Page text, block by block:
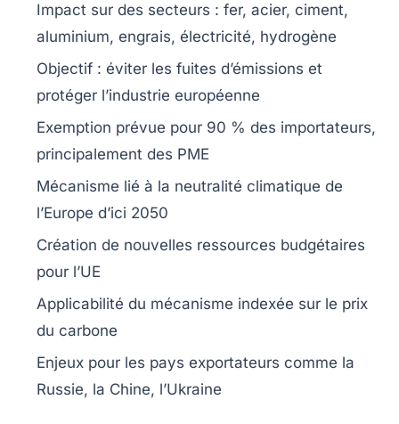
Impact sur des secteurs : fer, acier, ciment,
aluminium, engrais, électricité, hydrogène
Objectif : éviter les fuites d’émissions et
protéger l’industrie européenne
Exemption prévue pour 90 % des importateurs,
principalement des PME
Mécanisme lié à la neutralité climatique de
l’Europe d’ici 2050
Création de nouvelles ressources budgétaires
pour l’UE
Applicabilité du mécanisme indexée sur le prix
du carbone
Enjeux pour les pays exportateurs comme la
Russie, la Chine, l’Ukraine